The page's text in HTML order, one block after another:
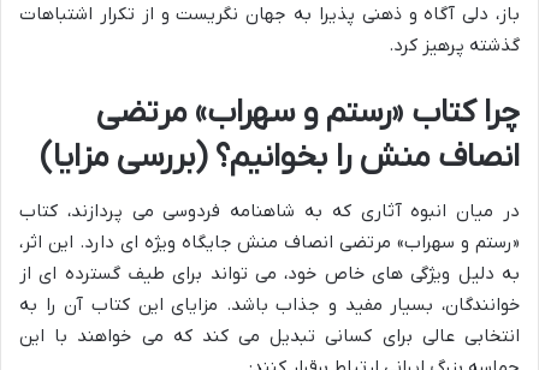
باز، دلی آگاه و ذهنی پذیرا به جهان نگریست و از تکرار اشتباهات
گذشته پرهیز کرد.
چرا کتاب «رستم و سهراب» مرتضی
انصاف منش را بخوانیم؟ (بررسی مزایا)
در میان انبوه آثاری که به شاهنامه فردوسی می پردازند، کتاب
«رستم و سهراب» مرتضی انصاف منش جایگاه ویژه ای دارد. این اثر،
به دلیل ویژگی های خاص خود، می تواند برای طیف گسترده ای از
خوانندگان، بسیار مفید و جذاب باشد. مزایای این کتاب آن را به
انتخابی عالی برای کسانی تبدیل می کند که می خواهند با این